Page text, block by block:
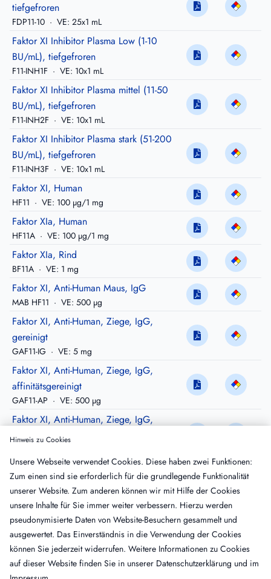
tiefgefroren
FDP11-10 · VE: 25x1 mL
Faktor XI Inhibitor Plasma Low (1-10
BU/mL), tiefgefroren
F11-INH1F · VE: 10x1 mL
Faktor XI Inhibitor Plasma mittel (11-50
BU/mL), tiefgefroren
F11-INH2F · VE: 10x1 mL
Faktor XI Inhibitor Plasma stark (51-200
BU/mL), tiefgefroren
F11-INH3F · VE: 10x1 mL
Faktor XI, Human
HF11 · VE: 100 µg/1 mg
Faktor XIa, Human
HF11A · VE: 100 µg/1 mg
Faktor XIa, Rind
BF11A · VE: 1 mg
Faktor XI, Anti-Human Maus, IgG
MAB HF11 · VE: 500 µg
Faktor XI, Anti-Human, Ziege, IgG,
gereinigt
GAF11-IG · VE: 5 mg
Faktor XI, Anti-Human, Ziege, IgG,
affinitätsgereinigt
GAF11-AP · VE: 500 µg
Faktor XI, Anti-Human, Ziege, IgG,
gereinigt, Peroxidase-konjugiert
Faktor XI, Anti-Human, Schaf, IgG,
gereinigt
SAF11-IG · VE: 5 mg
Faktor XI, Anti-Human, Schaf, IgG,
affinitätsgereinigt
SAF11-AP · VE: 500 µg
Hinweis zu Cookies
Unsere Webseite verwendet Cookies. Diese haben zwei Funktionen:
Zum einen sind sie erforderlich für die grundlegende Funktionalität
unserer Website. Zum anderen können wir mit Hilfe der Cookies
unsere Inhalte für Sie immer weiter verbessern. Hierzu werden
pseudonymisierte Daten von Website-Besuchern gesammelt und
ausgewertet. Das Einverständnis in die Verwendung der Cookies
können Sie jederzeit widerrufen. Weitere Informationen zu Cookies
auf dieser Website finden Sie in unserer Datenschutzerklärung und im